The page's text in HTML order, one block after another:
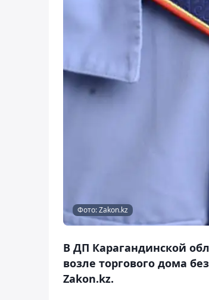
Фото: Zakon.kz
В ДП Карагандинской
возле торгового дома
Zakon.kz.